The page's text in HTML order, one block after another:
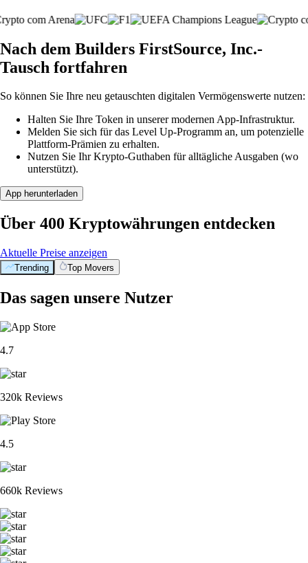
Nach dem Builders FirstSource, Inc.-
Tausch fortfahren
So können Sie Ihre neu getauschten digitalen Vermögenswerte nutzen:
Halten Sie Ihre Token in unserer modernen App-Infrastruktur.
Melden Sie sich für das Level Up-Programm an, um potenzielle
Plattform-Prämien zu erhalten.
Nutzen Sie Ihr Krypto-Guthaben für alltägliche Ausgaben (wo
unterstützt).
App herunterladen
Über 400 Kryptowährungen entdecken
Aktuelle Preise anzeigen
Trending Top Movers
Das sagen unsere Nutzer
4.7
320k Reviews
4.5
660k Reviews